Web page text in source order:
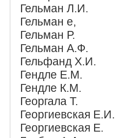
Гельман Л.И.
Гельман е,
Гельман Р.
Гельман А.Ф.
Гельфанд Х.И.
Гендле Е.М.
Гендле К.М.
Георгала Т.
Георгиевская Е.И.
Георгиевская Е.